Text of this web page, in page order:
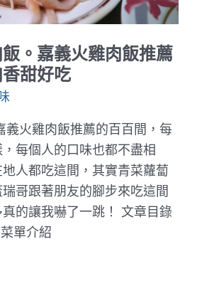
。嘉義火雞肉飯推薦
香甜好吃
義火雞肉飯推薦的百百間，每
每個人的口味也都不盡相
人都吃這間，其實青菜蘿蔔
哥跟著朋友的腳步來吃這間
的讓我嚇了一跳！ 文章目錄
單介紹